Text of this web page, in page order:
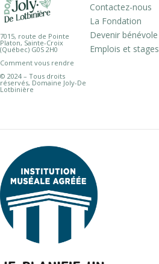
7015, route de Pointe
Platon, Sainte-Croix
(Québec) G0S 2H0
Comment vous rendre
© 2024 – Tous droits
réservés, Domaine Joly-De
Lotbinière
Contactez-nous
La Fondation
Devenir bénévole
Emplois et stages